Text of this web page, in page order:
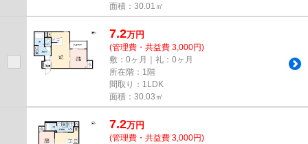
面積：30.01㎡
7.2万円
(管理費・共益費 3,000円)
敷：0ヶ月｜礼：0ヶ月
所在階：1階
間取り：1LDK
面積：30.03㎡
7.2万円
(管理費・共益費 3,000円)